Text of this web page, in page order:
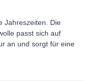
Jahreszeiten. Die
passt sich auf
an und sorgt für eine